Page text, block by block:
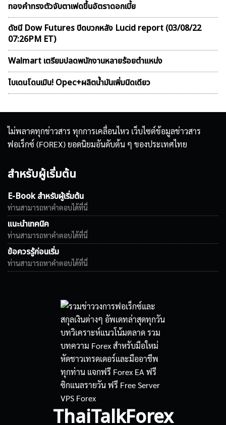
ทองคำทรงตัวจับตาเฟดขึ้นอัตราดอกเบี้ย
ดัชนี Dow Futures ปิดบวกหลัง Lucid report (03/08/22
07:26PM ET)
Walmart เตรียมปลดพนักงานหลายร้อยตำแหน่ง
ไบเดนโดนเมิน! Opec+ผลิตน้ำมันเพิ่มนิดเดียว
ไม่พลาดทุกข่าวสาร ทุกการเคลื่อนไหว เว็บไซต์ข้อมูลข่าวสาร
ฟอเร็กซ์ (FOREX) ยอดนิยมอันดับต้น ๆ ของประเทศไทย
สำหรับผู้เริ่มต้น
E-Book สำหรับผู้เริ่มต้น
ท่านสามารถหาคำตอบได้ที่นี่
แนะนำเทคนิค
ท่านสามารถหาคำตอบได้ที่นี่
ข้อควรรู้ก่อนเริ่ม
ท่านสามารถหาคำตอบได้ที่นี่
ThaiTalkForex